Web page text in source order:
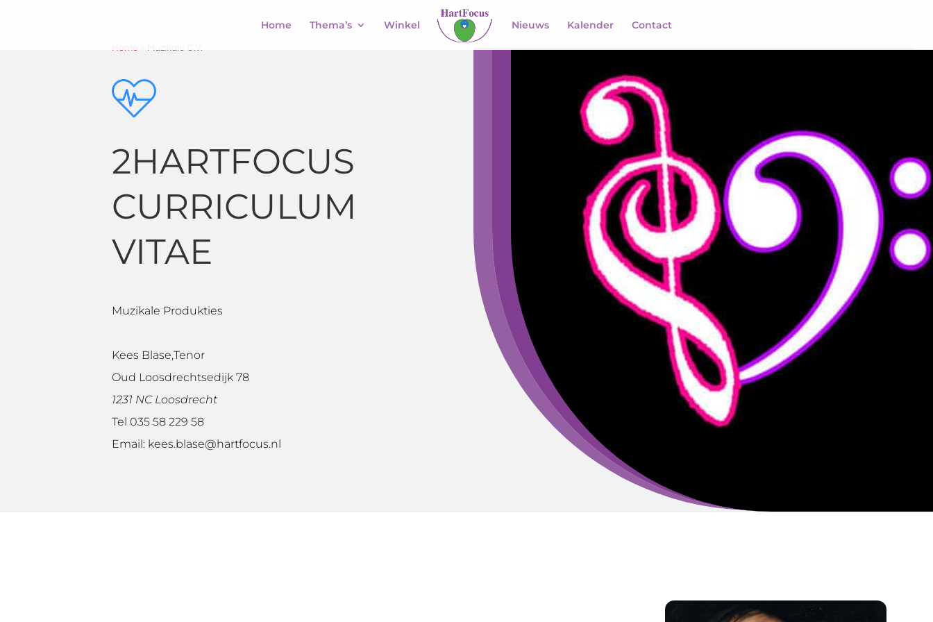
Home Thema’s Winkel Nieuws Kalender Contact
​2HARTFOCUS
CURRICULUM
VITAE
Muzikale Produkties
Kees Blase,Tenor
Oud Loosdrechtsedijk 78
1231 NC Loosdrecht
Tel 035 58 229 58
Email: kees.blase@hartfocus.nl